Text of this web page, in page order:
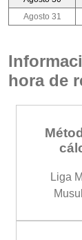
Agosto 31
hora de
Liga